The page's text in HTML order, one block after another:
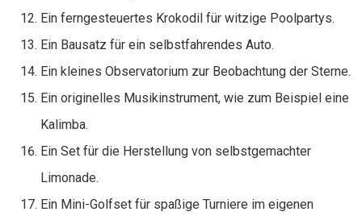
Ein ferngesteuertes Krokodil für witzige Poolpartys.
Ein Bausatz für ein selbstfahrendes Auto.
Ein kleines Observatorium zur Beobachtung der Sterne.
Ein originelles Musikinstrument, wie zum Beispiel eine
Kalimba.
Ein Set für die Herstellung von selbstgemachter
Limonade.
Ein Mini-Golfset für spaßige Turniere im eigenen